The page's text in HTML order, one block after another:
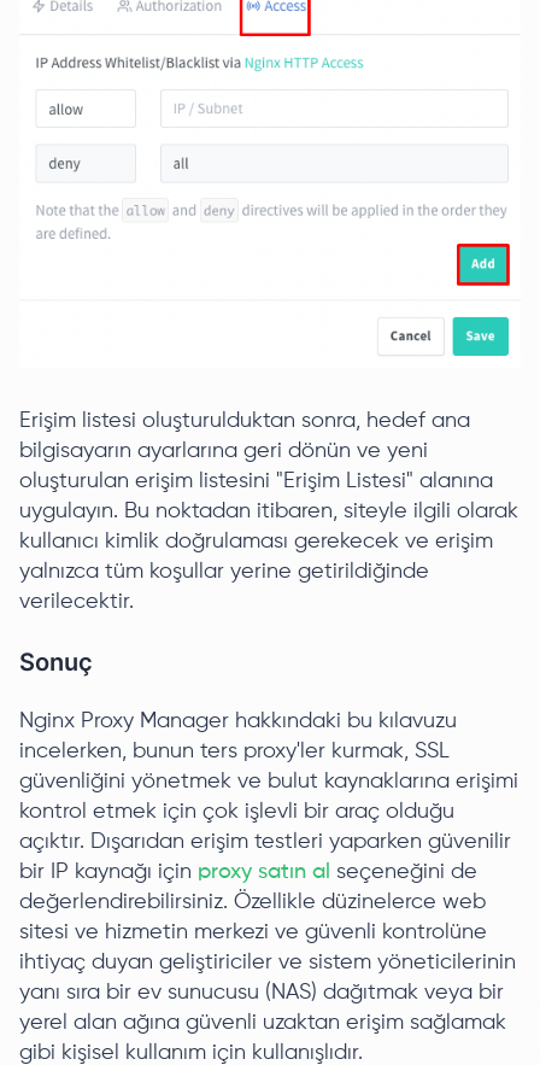
Erişim listesi oluşturulduktan sonra, hedef ana
bilgisayarın ayarlarına geri dönün ve yeni
oluşturulan erişim listesini "Erişim Listesi" alanına
uygulayın. Bu noktadan itibaren, siteyle ilgili olarak
kullanıcı kimlik doğrulaması gerekecek ve erişim
yalnızca tüm koşullar yerine getirildiğinde
verilecektir.
Sonuç
Nginx Proxy Manager hakkındaki bu kılavuzu
incelerken, bunun ters proxy'ler kurmak, SSL
güvenliğini yönetmek ve bulut kaynaklarına erişimi
kontrol etmek için çok işlevli bir araç olduğu
açıktır. Dışarıdan erişim testleri yaparken güvenilir
bir IP kaynağı için proxy satın al seçeneğini de
değerlendirebilirsiniz. Özellikle düzinelerce web
sitesi ve hizmetin merkezi ve güvenli kontrolüne
ihtiyaç duyan geliştiriciler ve sistem yöneticilerinin
yanı sıra bir ev sunucusu (NAS) dağıtmak veya bir
yerel alan ağına güvenli uzaktan erişim sağlamak
gibi kişisel kullanım için kullanışlıdır.